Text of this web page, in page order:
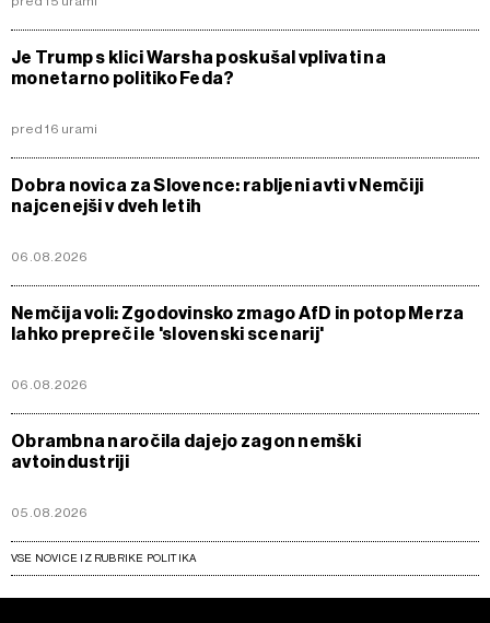
Je Trump s klici Warsha poskušal vplivati na
monetarno politiko Feda?
pred 16 urami
Dobra novica za Slovence: rabljeni avti v Nemčiji
najcenejši v dveh letih
06.08.2026
Nemčija voli: Zgodovinsko zmago AfD in potop Merza
lahko prepreči le 'slovenski scenarij'
06.08.2026
Obrambna naročila dajejo zagon nemški
avtoindustriji
05.08.2026
VSE NOVICE IZ RUBRIKE POLITIKA